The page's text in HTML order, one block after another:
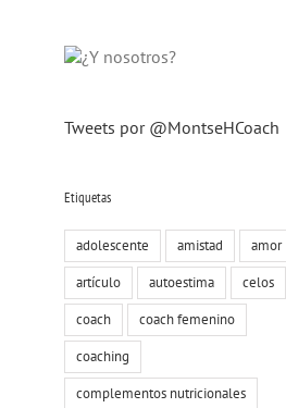
Tweets por @MontseHCoach
Etiquetas
adolescente amistad
amor
artículo
autoestima
celos
coach
coach femenino
coaching
complementos nutricionales